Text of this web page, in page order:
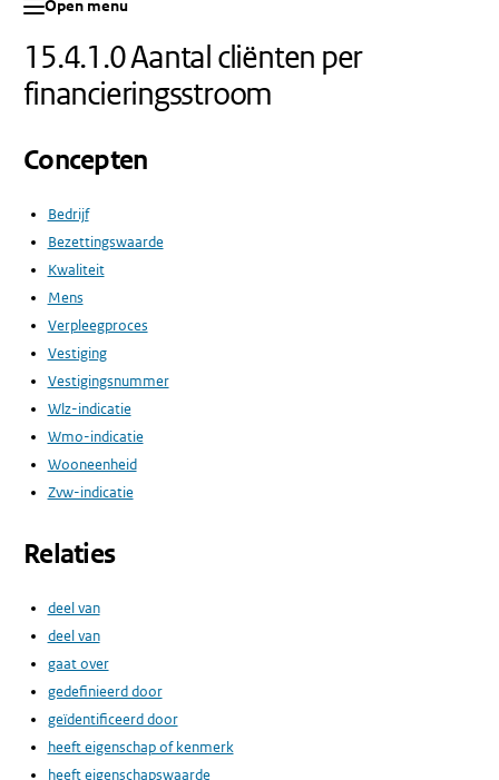
Open menu
15.4.1.0 Aantal cliënten per
financieringsstroom
Concepten
Bedrijf
Bezettingswaarde
Kwaliteit
Mens
Verpleegproces
Vestiging
Vestigingsnummer
Wlz-indicatie
Wmo-indicatie
Wooneenheid
Zvw-indicatie
Relaties
deel van
deel van
gaat over
gedefinieerd door
geïdentificeerd door
heeft eigenschap of kenmerk
heeft eigenschapswaarde